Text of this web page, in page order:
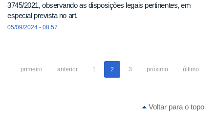
3745/2021, observando as disposições legais pertinentes, em
especial prevista no art.
05/09/2024 - 08:57
primeiro anterior 1 2 3 próximo último
Voltar para o topo